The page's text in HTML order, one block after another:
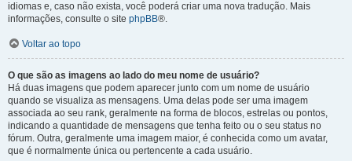
idiomas e, caso não exista, você poderá criar uma nova tradução. Mais
informações, consulte o site phpBB®.
Voltar ao topo
O que são as imagens ao lado do meu nome de usuário?
Há duas imagens que podem aparecer junto com um nome de usuário
quando se visualiza as mensagens. Uma delas pode ser uma imagem
associada ao seu rank, geralmente na forma de blocos, estrelas ou pontos,
indicando a quantidade de mensagens que tenha feito ou o seu status no
fórum. Outra, geralmente uma imagem maior, é conhecida como um avatar,
que é normalmente única ou pertencente a cada usuário.